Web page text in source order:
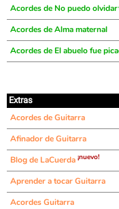
Acordes de No puedo
Acordes de Alma maternal
Acordes de El abuelo fue
Extras
Acordes de Guitarra
Afinador de Guitarra
Blog de LaCuerda ¡nuevo!
Aprender a tocar Guitarra
Acordes Guitarra